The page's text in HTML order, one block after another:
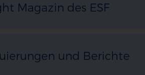
Magazin des ESF
und Berichte